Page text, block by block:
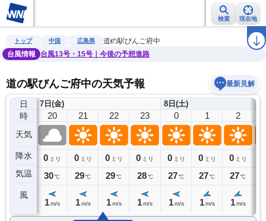
検索 現在地
雨雲レーダー 台風情報 地震情報 警報・注意報 ラ
トップ 中国 広島県
道の駅びんご府中
台風情報
台風13号・15号｜今後の予想進路
道の駅びんご府中の天気予報 最新見解
日
時
天気
降水
気温
風
7日(金)
19
0ミリ
31℃
20
0 ミリ
30℃
1 m/s
21
0 ミリ
29℃
1 m/s
22
0 ミリ
29℃
1 m/s
23
0 ミリ
28 ℃
1m/s
8日(土)
0
0 ミリ
27℃
1 m/s
1
0 ミリ
27℃
1 m/s
2
0 ミリ
27℃
1 m/s